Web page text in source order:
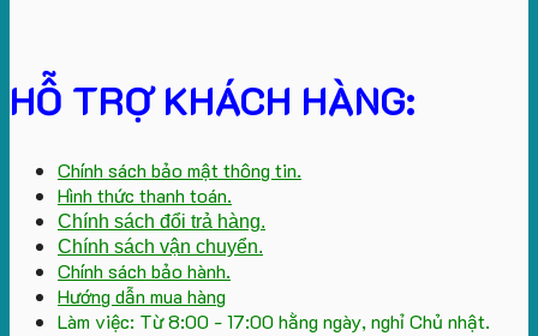
HỖ TRỢ KHÁCH HÀNG:
Chính sách bảo mật thông tin.
Hình thức thanh toán.
Chính sách đổi trả hàng.
Chính sách vận chuyển.
Chính sách bảo hành.
Hướng dẫn mua hàng
Làm việc: Từ 8:00 - 17:00 hằng ngày, nghỉ Chủ nhật.